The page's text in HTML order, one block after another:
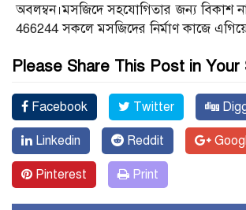
অবলম্বন।মসজিদে সহযোগিতার জন্য বিকাশ
466244 সকলে মসজিদের নির্মাণ কাজে
Please Share This Post in Your
Facebook Twitter
Linkedin Reddit
Pinterest Print